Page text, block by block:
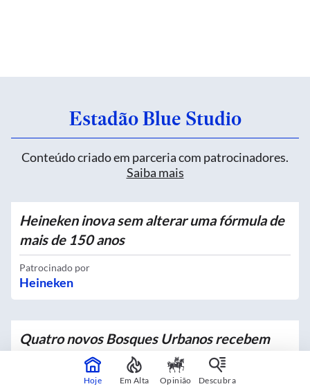
Estadão Blue Studio
Conteúdo criado em parceria com patrocinadores.
Saiba mais
Heineken inova sem alterar uma fórmula de
mais de 150 anos
Patrocinado por
Heineken
Quatro novos Bosques Urbanos recebem
mais de 4 mil mudas no Centro
Em parceria comHoje Em Alta Opinião Descubra